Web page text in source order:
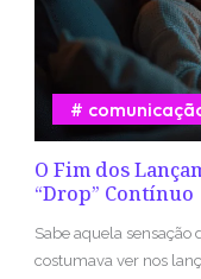
O Fim dos
“Drop” Contínuo
Sabe aquela sensação
costumava ver nos